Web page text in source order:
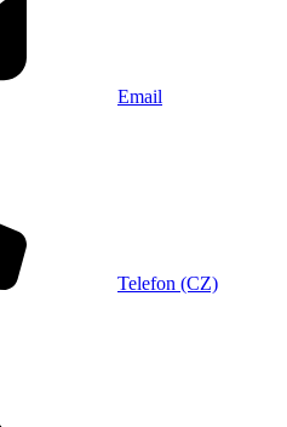
Email
Telefon (CZ)